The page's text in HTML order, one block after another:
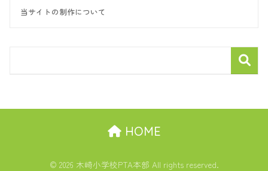
当サイトの制作について
HOME
© 2026 木崎小学校PTA本部 All rights reserved.